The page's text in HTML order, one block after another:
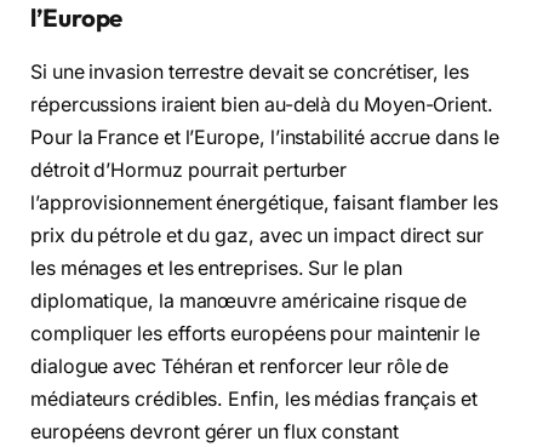
l’Europe
Si une invasion terrestre devait se concrétiser, les
répercussions iraient bien au-delà du Moyen-Orient.
Pour la France et l’Europe, l’instabilité accrue dans le
détroit d’Hormuz pourrait perturber
l’approvisionnement énergétique, faisant flamber les
prix du pétrole et du gaz, avec un impact direct sur
les ménages et les entreprises. Sur le plan
diplomatique, la manœuvre américaine risque de
compliquer les efforts européens pour maintenir le
dialogue avec Téhéran et renforcer leur rôle de
médiateurs crédibles. Enfin, les médias français et
européens devront gérer un flux constant